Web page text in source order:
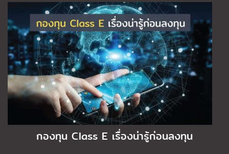
กองทุน Class E เรื่องน่ารู้ก่อนลงทุน